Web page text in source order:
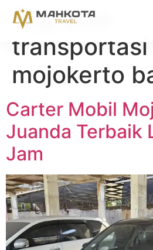
Tag:jasa
transportasi
mojokerto
Carter Mobil
Juanda Terbaik
Jam